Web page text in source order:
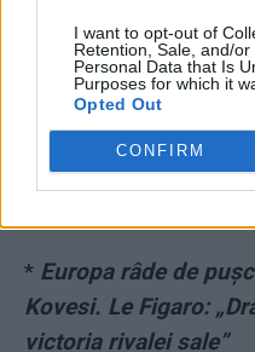
I want to opt-out of
Retention, Sale, and/
Personal Data that Is
Purposes for which it
Opted Out
CONFIRM
* Europa râde de
Kovesi. Le Figaro:
victoria rivalei sale”